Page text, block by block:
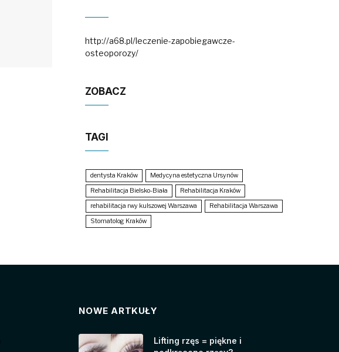
http://a68.pl/leczenie-zapobiegawcze-
osteoporozy/
ZOBACZ
TAGI
dentysta Kraków
Medycyna estetyczna Ursynów
Rehabilitacja Bielsko-Biała
Rehabilitacja Kraków
rehabilitacja rwy kulszowej Warszawa
Rehabilitacja Warszawa
Stomatolog Kraków
NOWE ARTKUŁY
Lifting rzęs = piękne i